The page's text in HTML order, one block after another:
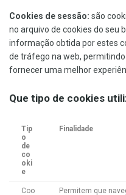
Cookies de sessão: são
no arquivo de cookies do seu
informação obtida por estes
de tráfego na web,
fornecer uma melhor
Que tipo de cookies
Tip
o
de
co
oki
e
Finalidade
Coo
Permitem que